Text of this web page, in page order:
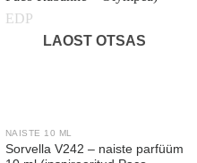
LAOST OTSAS
NAISTE 10 ML
Sorvella V242 – naiste parfüüm